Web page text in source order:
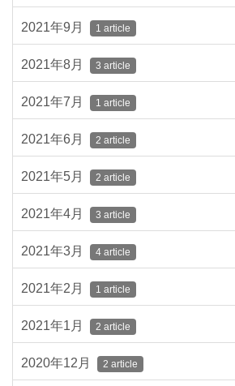
2021年9月 1 article
2021年8月 3 article
2021年7月 1 article
2021年6月 2 article
2021年5月 2 article
2021年4月 3 article
2021年3月 4 article
2021年2月 1 article
2021年1月 2 article
2020年12月 2 article